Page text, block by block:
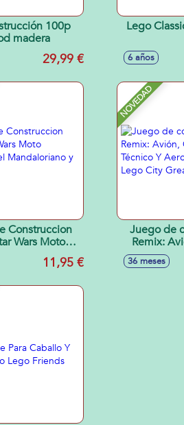
100p
madera
29,99 €
Lego
6 años
Construccion
Wars Moto
Mandaloriano
11,95 €
NOVEDAD
Juego de
Remix:
Técnico Y
Lego City
36 meses